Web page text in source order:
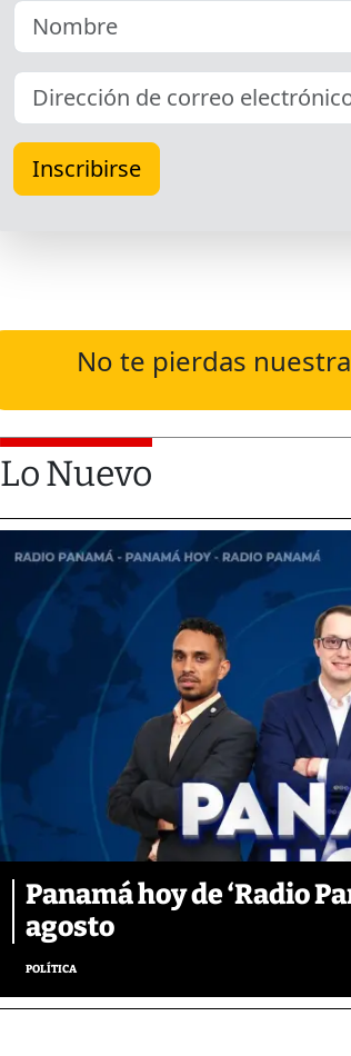
No te pierdas
Lo Nuevo
Panamá hoy de ‘Radio
agosto
POLÍTICA